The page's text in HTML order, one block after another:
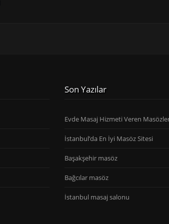
Son Yazılar
Evde Masaj Hizmeti Veren
İstanbul’da En İyi Masöz Sitesi
Başakşehir masöz
Bağcılar masöz
İstanbul masaj salonu